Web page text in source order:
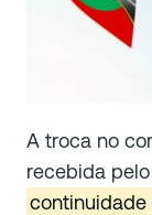
A troca no
recebida